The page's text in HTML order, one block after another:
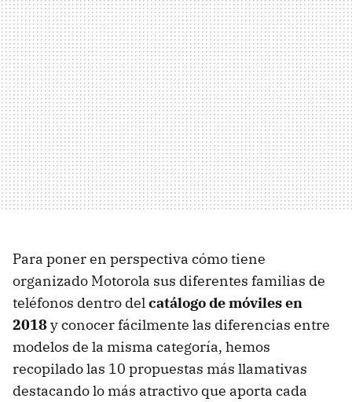
Para poner en perspectiva cómo tiene
organizado Motorola sus diferentes familias de
teléfonos dentro delcatálogo de móviles en
2018y conocer fácilmente las diferencias entre
modelos de la misma categoría, hemos
recopilado las 10 propuestas más llamativas
destacando lo más atractivo que aporta cada